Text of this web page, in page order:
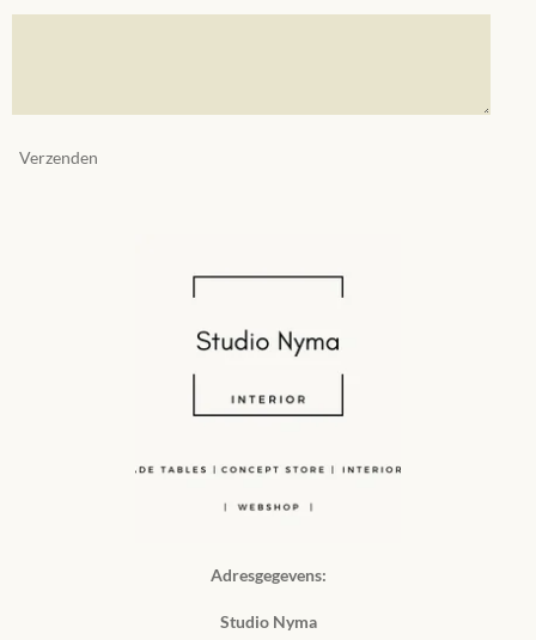
Verzenden
Adresgegevens:
Studio Nyma